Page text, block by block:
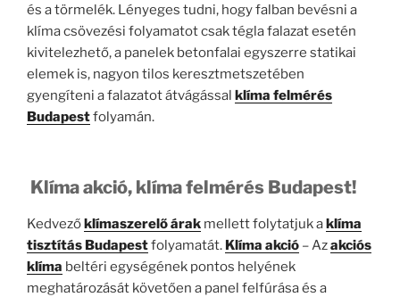
és a törmelék. Lényeges tudni, hogy falban bevésni a
klíma csövezési folyamatot csak tégla falazat esetén
kivitelezhető, a panelek betonfalai egyszerre statikai
elemek is, nagyon tilos keresztmetszetében
gyengíteni a falazatot átvágással klíma felmérés
Budapestfolyamán.
Klíma akció, klíma felmérés Budapest!
Kedvezőklímaszerelő árak mellett folytatjuk aklíma
tisztítás Budapestfolyamatát. Klíma akció – Azakciós
klíma beltéri egységének pontos helyének
meghatározását követően a panel felfúrása és a